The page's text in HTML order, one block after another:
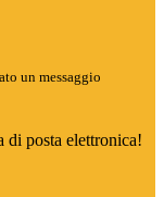
un messaggio
di posta elettronica!